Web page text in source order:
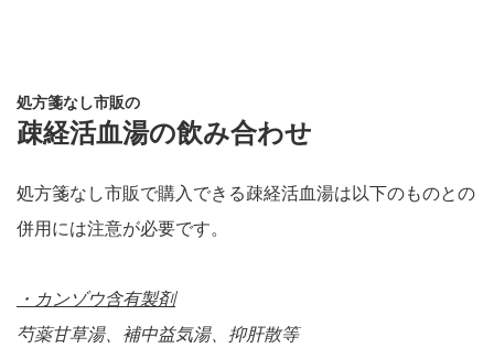
処方箋なし市販の
疎経活血湯の飲み合わせ
処方箋なし市販で購入できる疎経活血湯は以下のものとの
併用には注意が必要です。
・カンゾウ含有製剤
芍薬甘草湯、補中益気湯、抑肝散等